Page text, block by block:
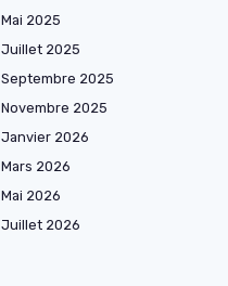
Mai 2025
Juillet 2025
Septembre 2025
Novembre 2025
Janvier 2026
Mars 2026
Mai 2026
Juillet 2026